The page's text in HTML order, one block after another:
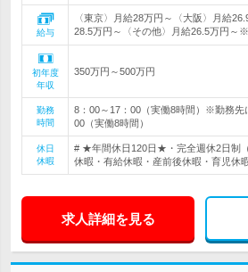
給与
〈東京〉月給28万円～〈大阪〉月給
28.5万円～〈その他〉月給26.5万円～
初年度
年収
350万円～500万円
勤務
時間
8：00～17：00（実働8時間）※勤務先
00（実働8時間）
休日
休暇
# ★年間休日120日★・完全週休2日制
休暇・有給休暇・産前後休暇・育児休
求人詳細を見る